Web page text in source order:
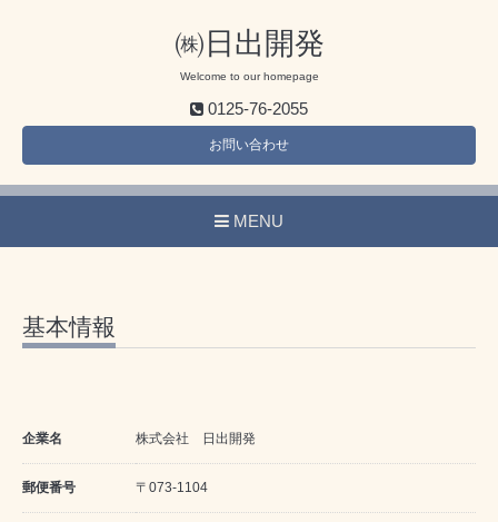
㈱日出開発
Welcome to our homepage
0125-76-2055
お問い合わせ
MENU
基本情報
企業名 株式会社 日出開発
郵便番号 〒073-1104